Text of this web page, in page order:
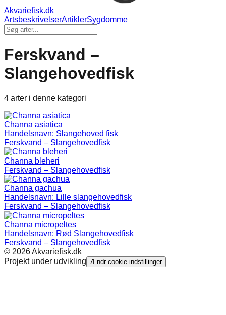
Akvariefisk.dk
ArtsbeskrivelserArtiklerSygdomme
Ferskvand –
Slangehovedfisk
4 arter i denne kategori
Channa asiatica
Handelsnavn: Slangehoved fisk
Ferskvand – Slangehovedfisk
Channa bleheri
Ferskvand – Slangehovedfisk
Channa gachua
Handelsnavn: Lille slangehovedfisk
Ferskvand – Slangehovedfisk
Channa micropeltes
Handelsnavn: Rød Slangehovedfisk
Ferskvand – Slangehovedfisk
© 2026Akvariefisk.dk
Projekt under udvikling Ændr cookie-indstillinger